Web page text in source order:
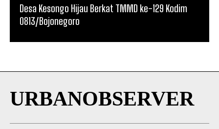
Desa Kesongo Hijau Berkat TMMD ke-129 Kodim
0813/Bojonegoro
URBANOBSERVER